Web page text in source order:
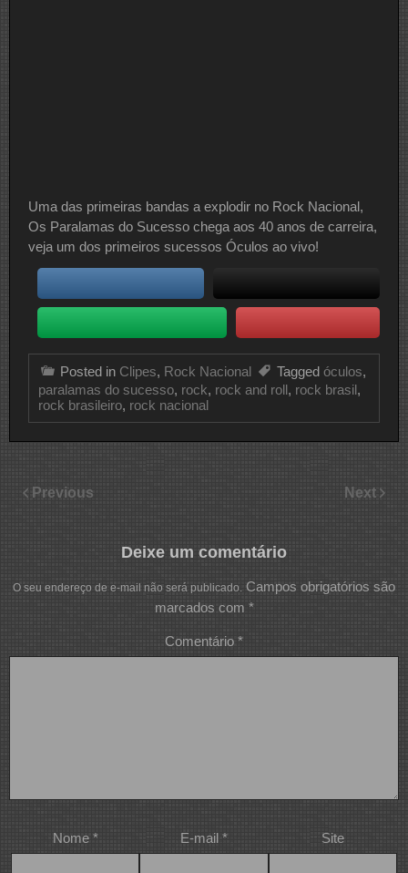
Uma das primeiras bandas a explodir no Rock Nacional,
Os Paralamas do Sucesso chega aos 40 anos de carreira,
veja um dos primeiros sucessos Óculos ao vivo!
Posted in Clipes, Rock Nacional Tagged óculos,
paralamas do sucesso, rock, rock and roll, rock brasil,
rock brasileiro, rock nacional
Previous Next
Deixe um comentário
O seu endereço de e-mail não será publicado. Campos obrigatórios são
marcados com *
Comentário *
Nome * E-mail * Site